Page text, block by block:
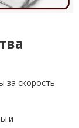
за скорость